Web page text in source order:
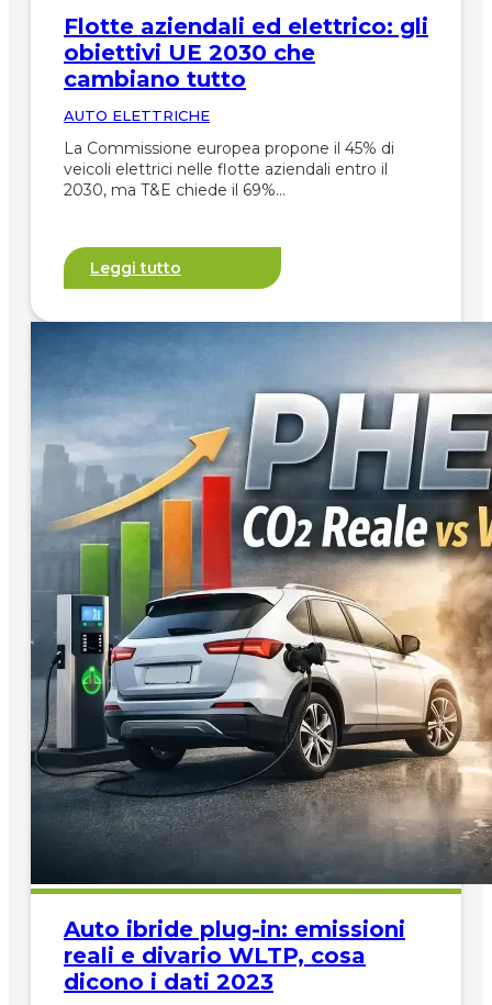
Flotte aziendali ed elettrico: gli
obiettivi UE 2030 che
cambiano tutto
AUTO ELETTRICHE
La Commissione europea propone il 45% di
veicoli elettrici nelle flotte aziendali entro il
2030, ma T&E chiede il 69%…
Leggi tutto
Auto ibride plug-in: emissioni
reali e divario WLTP, cosa
dicono i dati 2023